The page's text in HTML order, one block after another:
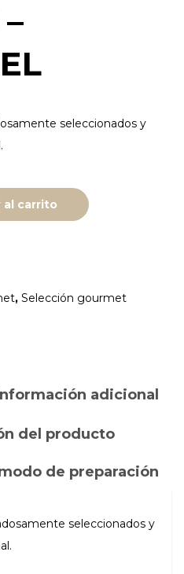
seleccionados y
al carrito
, Selección gourmet
adicional
del producto
de preparación
seleccionados y